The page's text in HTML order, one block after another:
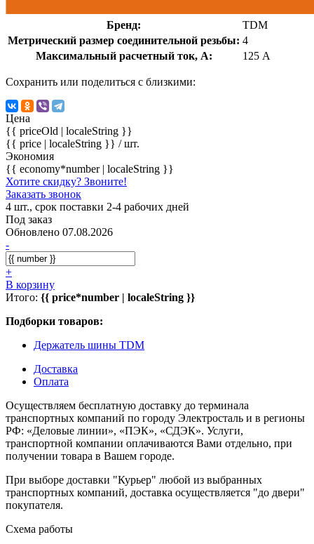
Бренд:
TDM
Метрический размер соединительной резьбы: 4
Максимальный расчетный ток, А:
125 А
Сохранить или поделиться с близкими:
Цена
{{ priceOld | localeString }}
{{ price | localeString }} / шт.
Экономия
{{ economy*number | localeString }}
Хотите скидку? Звоните!
Заказать звонок
4 шт., срок поставки 2-4 рабочих дней
Под заказ
Обновлено 07.08.2026
-
+
В корзину
Итого: {{ price*number | localeString }}
Подборки товаров:
Держатель шины TDM
Доставка
Оплата
Осуществляем бесплатную доставку до терминала
транспортных компаний по городу Электросталь и в регионы
РФ: «Деловые линии», «ПЭК», «СДЭК». Услуги,
транспортной компании оплачиваются Вами отдельно, при
получении товара в Вашем городе.
При выборе доставки "Курьер" любой из выбранных
транспортных компаний, доставка осуществляется "до двери"
покупателя.
Схема работы